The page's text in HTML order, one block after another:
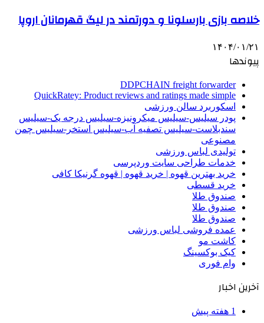
خلاصه بازی بارسلونا و دورتمند در لیگ قهرمانان اروپا
۱۴۰۴/۰۱/۲۱
پیوندها
DDPCHAIN freight forwarder
QuickRatey: Product reviews and ratings made simple
اسکوربرد سالن ورزشی
پودر سیلیس-سیلیس میکرونیزه-سیلیس درجه یک-سیلیس
سندبلاست-سیلیس تصفیه آب-سیلیس استخر-سیلیس چمن
مصنوعی
تولیدی لباس ورزشی
خدمات طراحی سایت وردپرسی
خرید بهترین قهوه | خرید قهوه | قهوه گرنیکا کافی
خرید قسطی
صندوق طلا
صندوق طلا
صندوق طلا
عمده فروشی لباس ورزشی
کاشت مو
کیک بوکسینگ
وام فوری
آخرین اخبار
1 هفته پیش